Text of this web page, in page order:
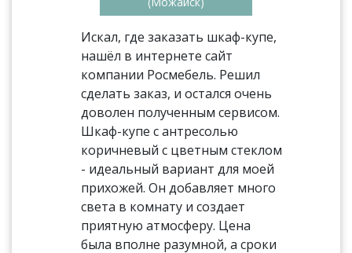
Искал, где заказать шкаф-купе,
нашёл в интернете сайт
компании Росмебель. Решил
сделать заказ, и остался очень
доволен полученным сервисом.
Шкаф-купе с антресолью
коричневый с цветным стеклом
- идеальный вариант для моей
прихожей. Он добавляет много
света в комнату и создает
приятную атмосферу. Цена
была вполне разумной, а сроки